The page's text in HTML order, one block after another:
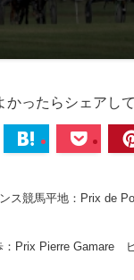
かったらシェアして
ス競馬平地：Prix de
：Prix Pierre Gamare